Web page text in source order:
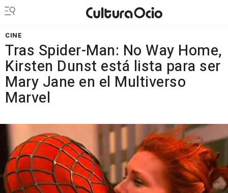
CINE
Tras Spider-Man: No Way Home,
Kirsten Dunst está lista para ser
Mary Jane en el Multiverso
Marvel